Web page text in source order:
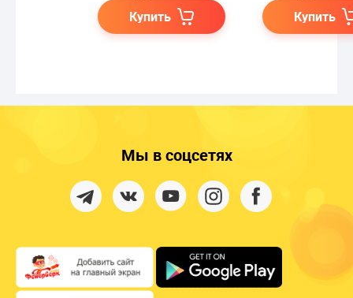
Купить Купить
Мы в соцсетях